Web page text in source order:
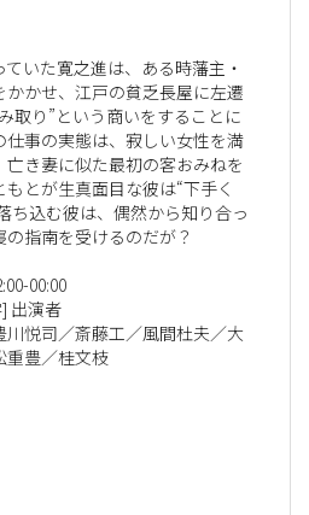
いた寛之進は、ある時藩主・
かせ、江戸の貧乏長屋に左遷
取り”という商いをすることに
事の実態は、寂しい女性を満
き妻に似た最初の客おみねを
とが生真面目な彼は“下手く
ち込む彼は、偶然から知り合っ
指南を受けるのだが？
00:00
出演者
悦司／斎藤工／風間杜夫／大
重豊／桂文枝